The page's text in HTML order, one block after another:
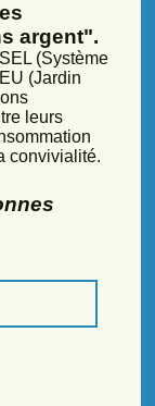
argent".
(Système
(Jardin
leurs
convivialité.